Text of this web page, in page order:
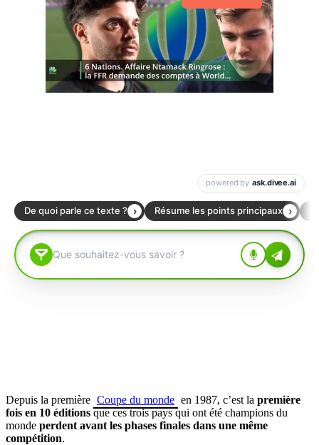
Depuis la première Coupe du monde en 1987, c’est la première
fois en 10 éditions que ces trois pays qui ont été champions du
monde perdent avant les phases finales dans une même
compétition.